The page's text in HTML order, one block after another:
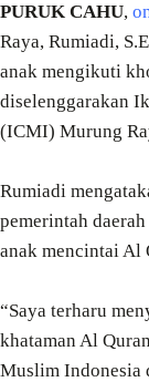
PURUK CAHU,
Raya, Rumiadi,
anak mengikuti
diselenggarakan
(ICMI) Murung
Rumiadi
pemerintah
anak mencintai Al
“Saya terharu
khataman Al
Muslim Indonesia